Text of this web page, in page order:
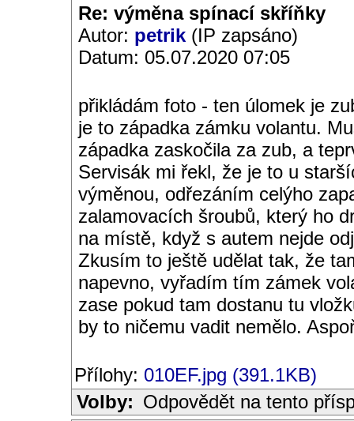
Re: výměna spínací skříňky
Autor: petrik (IP zapsáno)
Datum: 05.07.2020 07:05
přikládám foto - ten úlomek je
je to západka zámku volantu.
západka zaskočila za zub, a
Servisák mi řekl, že je to u
výměnou, odřezáním celýho
zalamovacích šroubů, který ho
na místě, když s autem nejde
Zkusím to ještě udělat tak, že
napevno, vyřadím tím zámek
zase pokud tam dostanu tu
by to ničemu vadit nemělo.
Přílohy: 010EF.jpg (391.1KB)
Volby: Odpovědět na tento